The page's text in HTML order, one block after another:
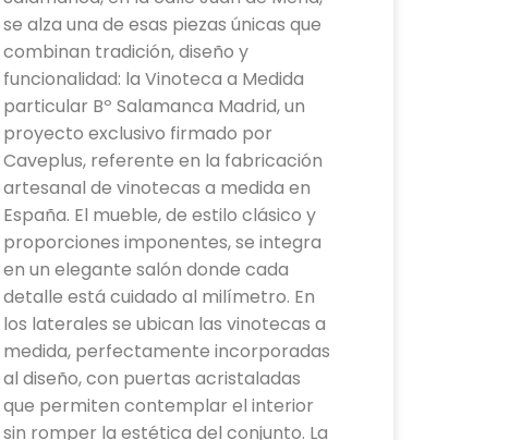
se alza una de esas piezas únicas que
combinan tradición, diseño y
funcionalidad: la Vinoteca a Medida
particular Bº Salamanca Madrid, un
proyecto exclusivo firmado por
Caveplus, referente en la fabricación
artesanal de vinotecas a medida en
España. El mueble, de estilo clásico y
proporciones imponentes, se integra
en un elegante salón donde cada
detalle está cuidado al milímetro. En
los laterales se ubican las vinotecas a
medida, perfectamente incorporadas
al diseño, con puertas acristaladas
que permiten contemplar el interior
sin romper la estética del conjunto. La